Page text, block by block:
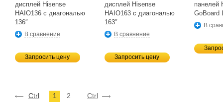
дисплей Hisense
HAIO136 с диагональю
136″
В сравнение
Запросить цену
дисплей Hisense
HAIO163 с диагональю
163″
В сравнение
Запросить цену
панелей
GoBoard
В
Ctrl 1 2 Ctrl